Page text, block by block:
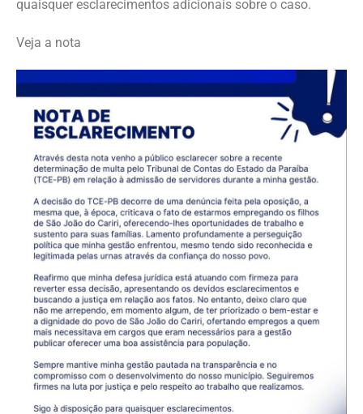
quaisquer esclarecimentos adicionais sobre o caso.
Veja a nota